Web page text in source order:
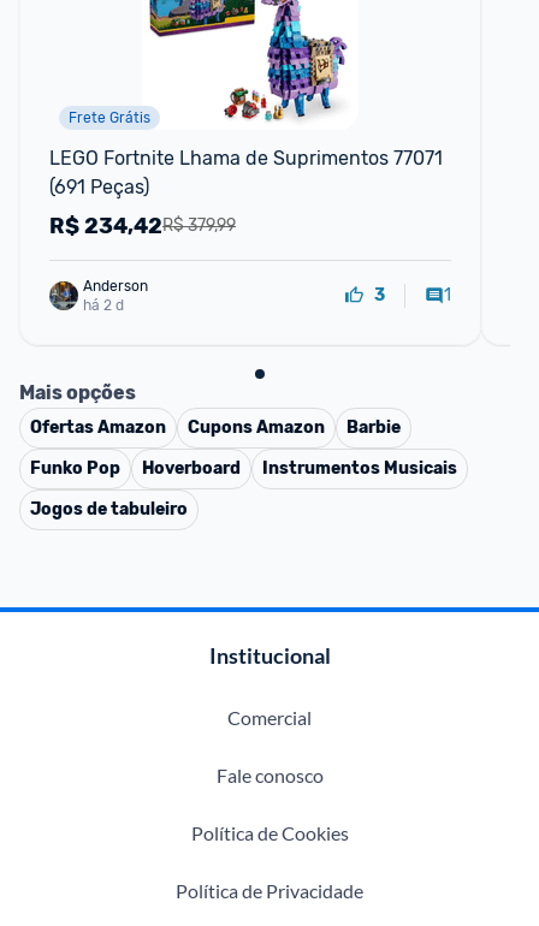
Frete Grátis
LEGO Fortnite Lhama de Suprimentos 77071
(691 Peças)
R$ 379,99
R$234,42
Anderson
há 2 d
3 1
Mais opções
OfertasAmazon CuponsAmazon
Barbie
Funko Pop
Hoverboard
Instrumentos Musicais
Jogos de tabuleiro
Institucional
Comercial
Fale conosco
Política de Cookies
Política de Privacidade